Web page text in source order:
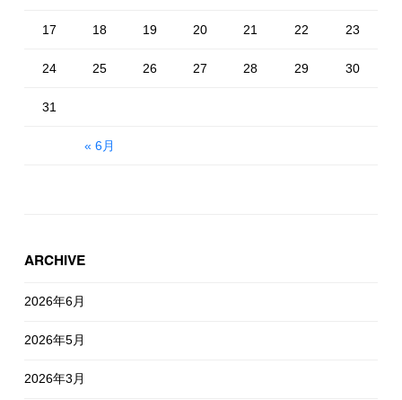
« 6月
17 18 19 20 21 22 23
24 25 26 27 28 29 30
31
ARCHIVE
2026年6月
2026年5月
2026年3月